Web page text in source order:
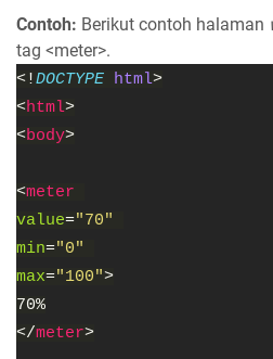
Contoh: Berikut contoh halaman
tag <meter>.
<!DOCTYPE html>
<html>
<body>
<meter
value="70"
min="0"
max="100">
70%
</meter>